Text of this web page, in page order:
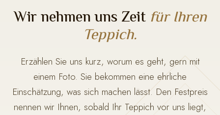
Wir nehmen uns Zeit für Ihren
Teppich.
Erzählen Sie uns kurz, worum es geht, gern mit
einem Foto. Sie bekommen eine ehrliche
Einschätzung, was sich machen lässt. Den Festpreis
nennen wir Ihnen, sobald Ihr Teppich vor uns liegt,